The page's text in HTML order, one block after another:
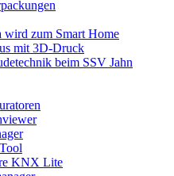
wird zum Smart Home
mit 3D-Druck
beim SSV Jahn
KNX Lite